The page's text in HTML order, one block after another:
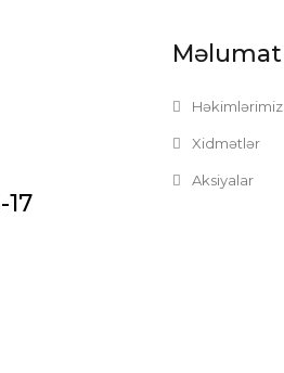
Məlumat
Həkimlərimiz
Xidmətlər
Aksiyalar